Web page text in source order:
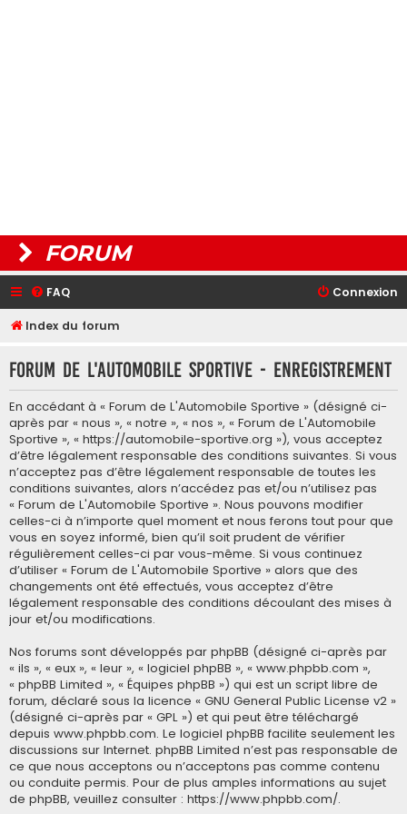
FORUM
FAQ Connexion
Index du forum
Forum de L'Automobile Sportive - Enregistrement
En accédant à « Forum de L'Automobile Sportive » (désigné ci-
après par « nous », « notre », « nos », « Forum de L'Automobile
Sportive », « https://automobile-sportive.org »), vous acceptez
d’être légalement responsable des conditions suivantes. Si vous
n’acceptez pas d’être légalement responsable de toutes les
conditions suivantes, alors n’accédez pas et/ou n’utilisez pas
« Forum de L'Automobile Sportive ». Nous pouvons modifier
celles-ci à n’importe quel moment et nous ferons tout pour que
vous en soyez informé, bien qu’il soit prudent de vérifier
régulièrement celles-ci par vous-même. Si vous continuez
d’utiliser « Forum de L'Automobile Sportive » alors que des
changements ont été effectués, vous acceptez d’être
légalement responsable des conditions découlant des mises à
jour et/ou modifications.
Nos forums sont développés par phpBB (désigné ci-après par
« ils », « eux », « leur », « logiciel phpBB », « www.phpbb.com »,
« phpBB Limited », « Équipes phpBB ») qui est un script libre de
forum, déclaré sous la licence « GNU General Public License v2 »
(désigné ci-après par « GPL ») et qui peut être téléchargé
depuis www.phpbb.com. Le logiciel phpBB facilite seulement les
discussions sur Internet. phpBB Limited n’est pas responsable de
ce que nous acceptons ou n’acceptons pas comme contenu
ou conduite permis. Pour de plus amples informations au sujet
de phpBB, veuillez consulter : https://www.phpbb.com/.